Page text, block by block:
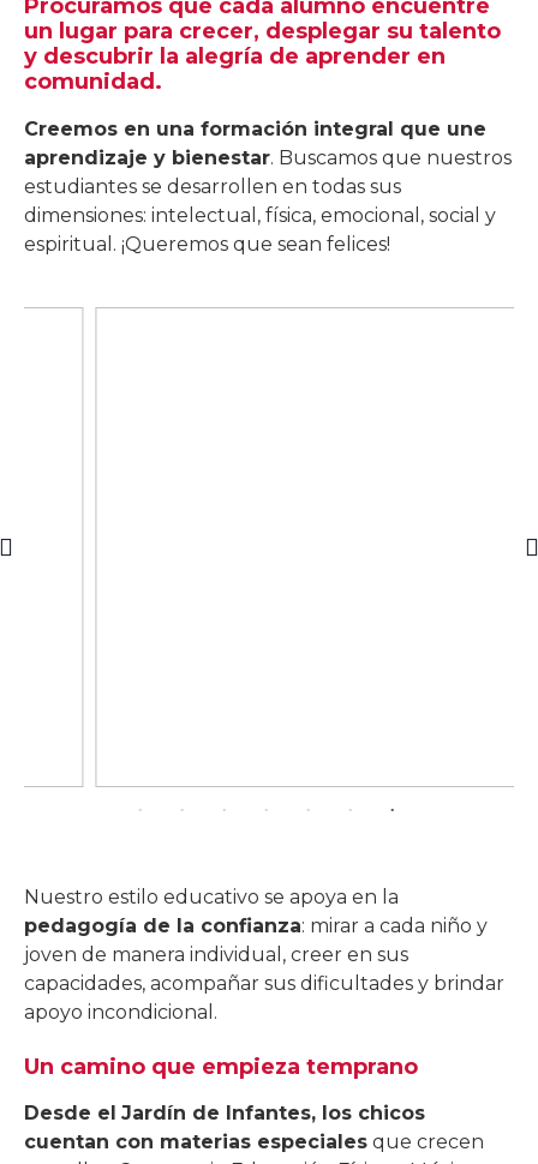
Procuramos que cada alumno encuentre
un lugar para crecer, desplegar su talento
y descubrir la alegría de aprender en
comunidad.
Creemos en una formación integral que une
aprendizaje y bienestar. Buscamos que nuestros
estudiantes se desarrollen en todas sus
dimensiones: intelectual, física, emocional, social y
espiritual. ¡Queremos que sean felices!
Nuestro estilo educativo se apoya en la
pedagogía de la confianza: mirar a cada niño y
joven de manera individual, creer en sus
capacidades, acompañar sus dificultades y brindar
apoyo incondicional.
Un camino que empieza temprano
Desde el Jardín de Infantes, los chicos
cuentan con materias especiales que crecen